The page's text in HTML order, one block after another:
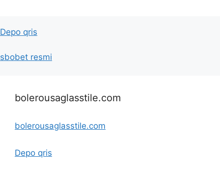
Depo qris
sbobet resmi
bolerousaglasstile.com
bolerousaglasstile.com
Depo qris